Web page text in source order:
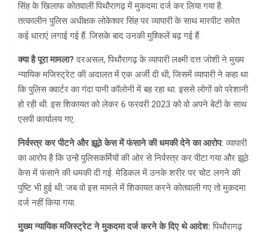
सिंह के खिलाफ कोतवाली पिथौरागढ़ में मुकदमा दर्ज कर लिया गया है.
तत्कालीन पुलिस अधीक्षक लोकेश्वर सिंह पर व्यापारी के साथ मारपीट समेत
कई धाराएं लगाई गई हैं. जिसके बाद उनकी मुश्किलें बढ़ गई हैं.
क्या है पूरा मामला?दरअसल, पिथौरागढ़ के व्यापारी लक्ष्मी दत्त जोशी ने मुख्य
न्यायिक मजिस्ट्रेट की अदालत में एक अर्जी दी थी, जिसमें व्यापारी ने कहा था
कि पुलिस क्वार्टर का गंदा पानी कॉलोनी में बह रहा था. इससे लोगों को परेशानी
हो रही थी. इस शिकायत को लेकर 6 फरवरी 2023 को वो अपने बेटी के साथ
एसपी कार्यालय गए.
निर्वस्त्र कर पीटने और झूठे केस में फंसाने की धमकी देने का आरोप:व्यापारी
का आरोप है कि उन्हें पुलिसकर्मियों की ओर से निर्वस्त्र कर पीटा गया और झूठे
केस में फंसाने की धमकी दी गई. मेडिकल में उनके शरीर पर चोट लगने की
पुष्टि भी हुई थी. जब वो इस मामले में शिकायत करने कोतवाली गए तो मुकदमा
दर्ज नहीं किया गया.
मुख्य न्यायिक मजिस्ट्रेट ने मुकदमा दर्ज करने के दिए थे आदेश:पिथौरागढ़